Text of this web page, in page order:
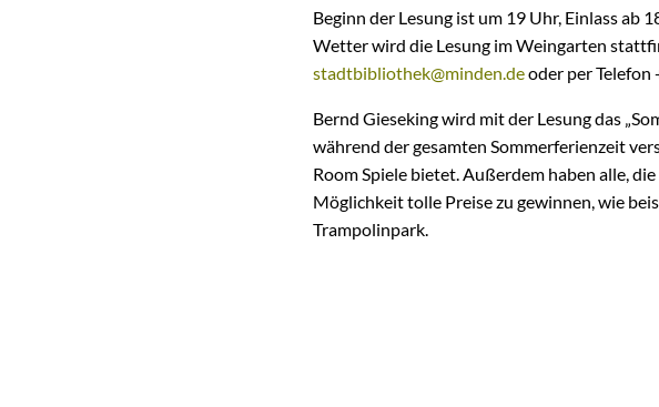
Beginn der Lesung ist um 19 Uhr, Einlass ab
Wetter wird die Lesung im Weingarten
stadtbibliothek@minden.deoder per
Bernd Gieseking wird mit der Lesung das
während der gesamten Sommerferienzeit
Room Spiele bietet. Außerdem haben alle,
Möglichkeit tolle Preise zu gewinnen, wie
Trampolinpark.